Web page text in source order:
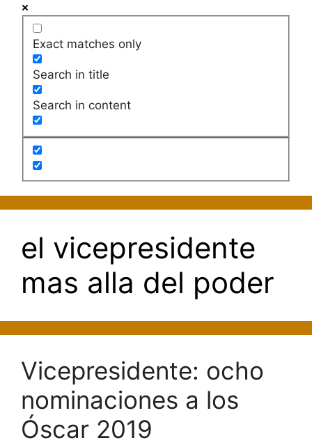
Exact matches only
Search in title
Search in content
el vicepresidente
mas alla del poder
Vicepresidente: ocho
nominaciones a los
Óscar 2019